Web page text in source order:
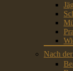
Nach